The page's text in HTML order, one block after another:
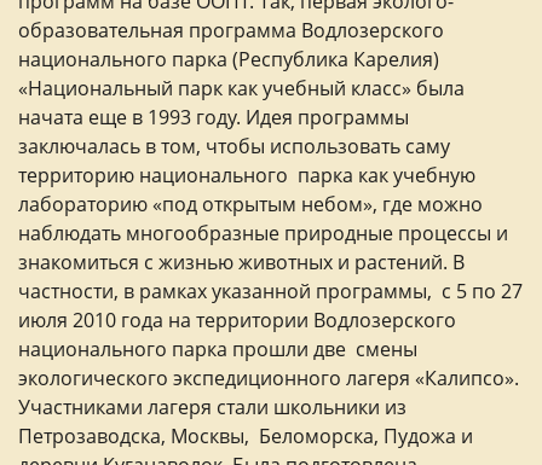
образовательная программа Водлозерского
национального парка (Республика Карелия)
«Национальный парк как учебный класс» была
начата еще в 1993 году. Идея программы
заключалась в том, чтобы использовать саму
территорию национального парка как учебную
лабораторию «под открытым небом», где можно
наблюдать многообразные природные процессы и
знакомиться с жизнью животных и растений. В
частности, в рамках указанной программы, с 5 по 27
июля 2010 года на территории Водлозерского
национального парка прошли две смены
экологического экспедиционного лагеря «Калипсо».
Участниками лагеря стали школьники из
Петрозаводска, Москвы, Беломорска, Пудожа и